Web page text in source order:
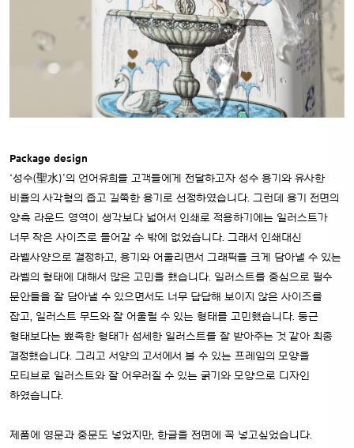
Package design
‘성수(聖水)’의 언어유희를 고객들에게 전달하고자 성수 용기와 유사한
비율의 사각형의 좁고 길쭉한 용기로 선정하였습니다. 그런데 용기 전면의
양측 라운드 영역이 생각보다 넓어서 인쇄로 적용하기에는 일러스트가
너무 작은 사이즈로 들어갈 수 밖에 없었습니다. 그래서 인쇄대신
라벨사양으로 결정하고, 용기와 어울리면서 그래픽을 크게 담아낼 수 있는
라벨의 형태에 대해서 많은 고민을 했습니다. 일러스트를 중심으로 필수
문안들을 잘 담아낼 수 있으면서도 너무 답답해 보이지 않은 사이즈를
잡고, 일러스트 무드와 잘 어울릴 수 있는 형태를 고민했습니다. 둥근
형태보다는 뾰족한 형태가 섬세한 일러스트를 잘 받아주는 것 같아 최종
결정했습니다. 그리고 서양의 고서에서 볼 수 있는 프레임의 모양을
모티브로 일러스트와 잘 어우러질 수 있는 굵기와 모양으로 디자인
하였습니다.
제품에 영문과 중문도 넣었지만, 한글을 전면에 꼭 넣고싶었습니다.